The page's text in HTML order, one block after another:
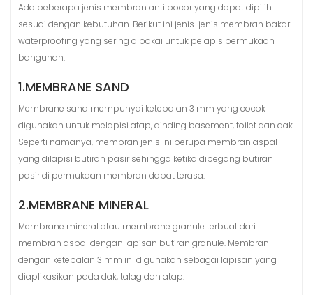
Ada beberapa jenis membran anti bocor yang dapat dipilih
sesuai dengan kebutuhan. Berikut ini jenis-jenis membran bakar
waterproofing yang sering dipakai untuk pelapis permukaan
bangunan.
1.MEMBRANE SAND
Membrane sand mempunyai ketebalan 3 mm yang cocok
digunakan untuk melapisi atap, dinding basement, toilet dan dak.
Seperti namanya, membran jenis ini berupa membran aspal
yang dilapisi butiran pasir sehingga ketika dipegang butiran
pasir di permukaan membran dapat terasa.
2.MEMBRANE MINERAL
Membrane mineral atau membrane granule terbuat dari
membran aspal dengan lapisan butiran granule. Membran
dengan ketebalan 3 mm ini digunakan sebagai lapisan yang
diaplikasikan pada dak, talag dan atap.